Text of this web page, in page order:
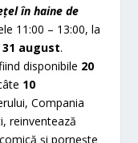
în haine de
11:00 – 13:00, la
31 august.
disponibile 20
10
Compania
reinventează
și pornește